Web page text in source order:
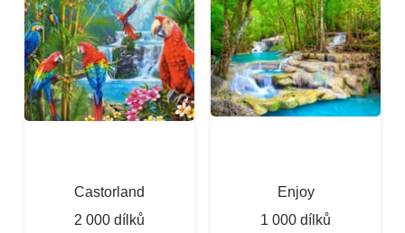
Castorland
2 000 dílků
Enjoy
1 000 dílků